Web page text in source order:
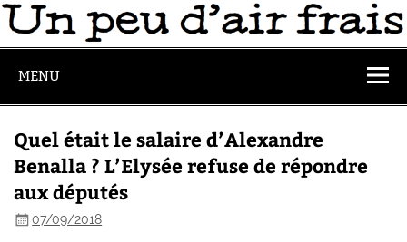
MENU
Quel était le salaire d’Alexandre
Benalla ? L’Elysée refuse de répondre
aux députés
07/09/2018